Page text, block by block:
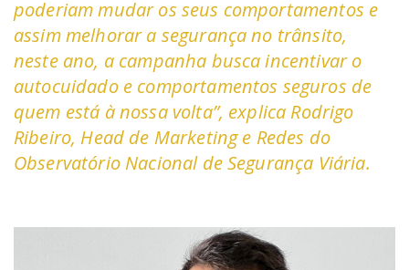
poderiam mudar os seus comportamentos e
assim melhorar a segurança no trânsito,
neste ano, a campanha busca incentivar o
autocuidado e comportamentos seguros de
quem está à nossa volta”, explica Rodrigo
Ribeiro, Head de Marketing e Redes do
Observatório Nacional de Segurança Viária.